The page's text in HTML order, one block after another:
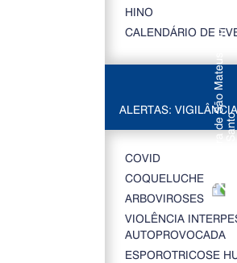
HINO
CALENDÁRIO DE
ALERTAS:
COVID
COQUELUCHE
ARBOVIROSES
VIOLÊNCIA
AUTOPROVOCADA
ESPOROTRICOSE